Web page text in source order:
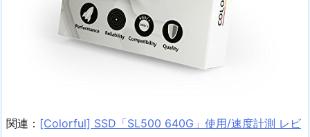
関連： [Colorful] SSD「SL500 640G」使用/速度計測 レビ